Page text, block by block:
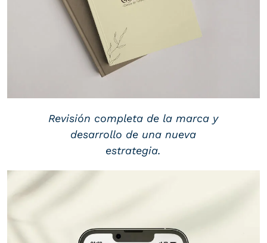
Revisión completa de la marca y
desarrollo de una nueva
estrategia.